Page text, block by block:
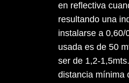
en reflectiva
resultando una
instalarse a
usada es de 50
ser de 1,2-
distancia mínima